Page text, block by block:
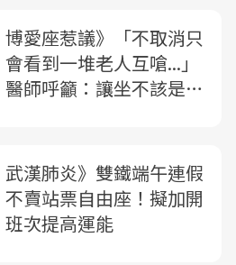
博愛座惹議》「不取消只
會看到一堆老人互嗆...」
醫師呼籲：讓坐不該是勒
武漢肺炎》雙鐵端午連假
不賣站票自由座！擬加開
班次提高運能